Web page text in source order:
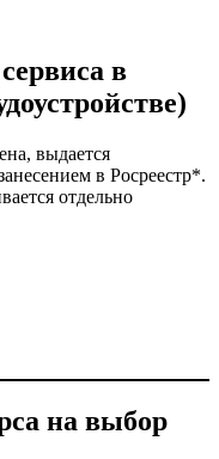
в
выдается
в Росреестр*.
отдельно
на выбор